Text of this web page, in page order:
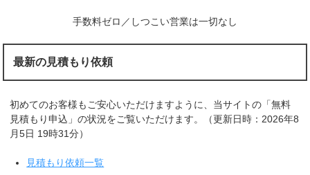
手数料ゼロ／しつこい営業は一切なし
最新の見積もり依頼
初めてのお客様もご安心いただけますように、当サイトの「無料
見積もり申込」の状況をご覧いただけます。（更新日時：2026年8
月5日 19時31分）
見積もり依頼一覧